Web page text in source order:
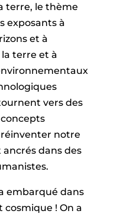
terre, le thème
exposants à
et à
terre et à
vers des
réinventer notre
dans des
embarqué dans
! On a